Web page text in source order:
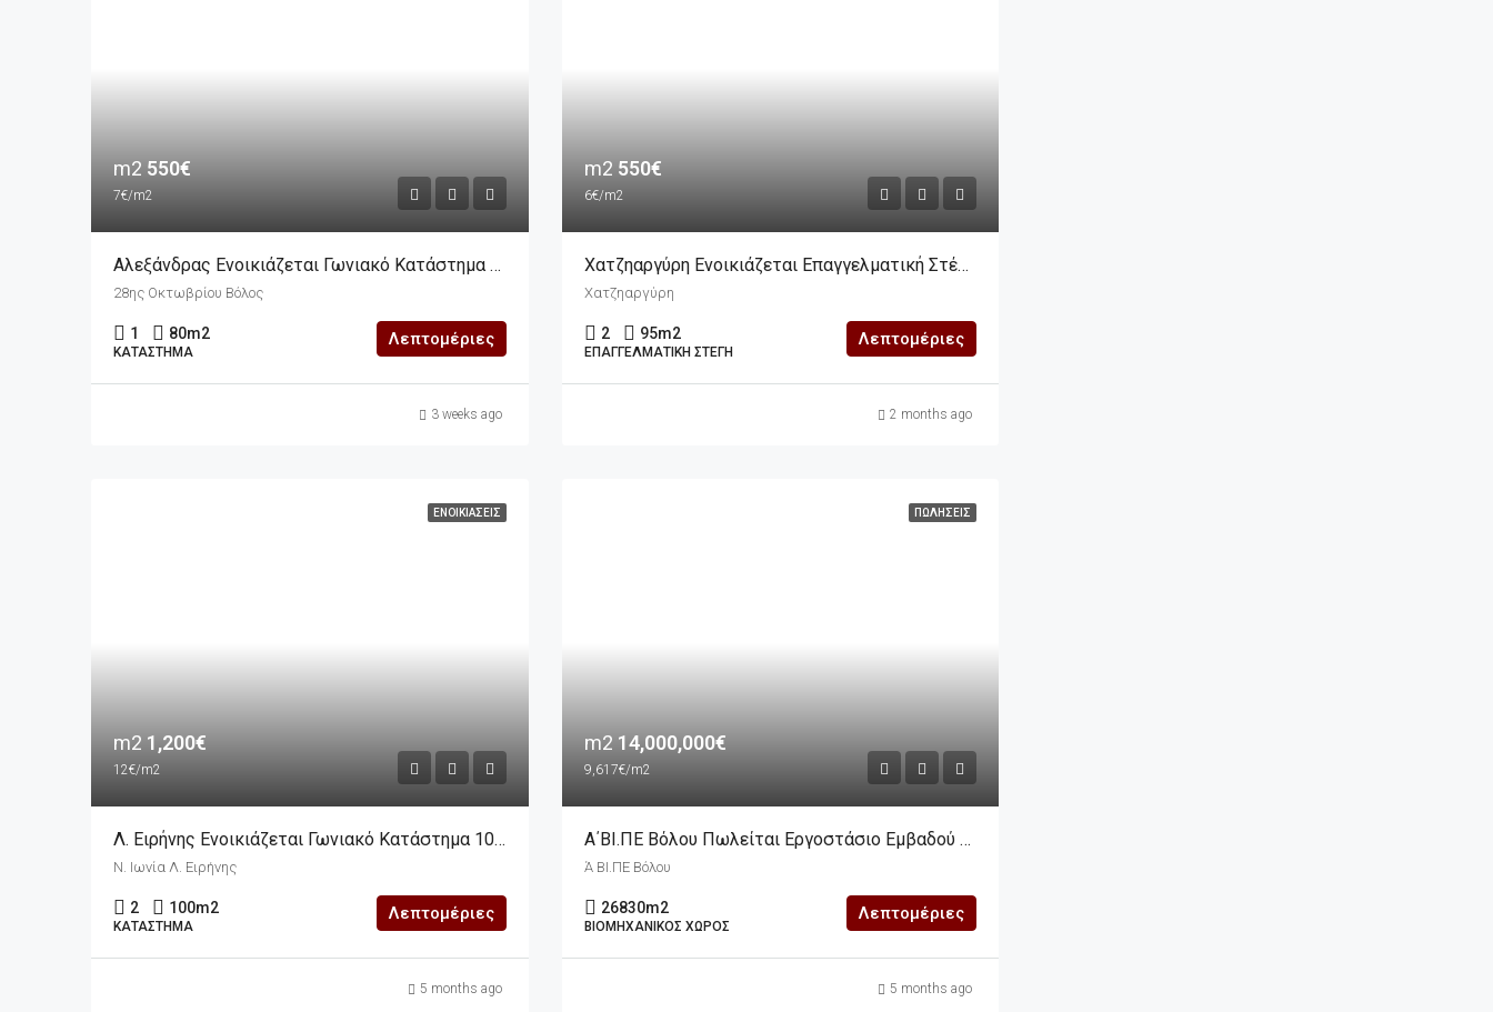
m2 550€
7€/m2
Αλεξάνδρας Ενοικιάζεται Γωνιακό Κατάστημα 80m2
28ης Οκτωβρίου Βόλος
1 80m2
ΚΑΤΆΣΤΗΜΑ
Λεπτομέριες
3 weeks ago
m2 550€
6€/m2
Χατζηαργύρη Ενοικιάζεται Επαγγελματική Στέγη 95m2
Χατζηαργύρη
2 95m2
ΕΠΑΓΓΕΛΜΑΤΙΚΉ ΣΤΈΓΗ
Λεπτομέριες
2 months ago
ΕΝΟΙΚΙΆΣΕΙΣ
m2 1,200€
12€/m2
Λ. Ειρήνης Ενοικιάζεται Γωνιακό Κατάστημα 100m2 Με 13m2 Πατάρι
Ν. Ιωνία Λ. Ειρήνης
2 100m2
ΚΑΤΆΣΤΗΜΑ
Λεπτομέριες
5 months ago
ΠΩΛΉΣΕΙΣ
m2 14,000,000€
9,617€/m2
Α΄ΒΙ.ΠΕ Βόλου Πωλείται Εργοστάσιο Εμβαδού 145.570m2
Ά ΒΙ.ΠΕ Βόλου
26830m2
ΒΙΟΜΗΧΑΝΙΚΌΣ ΧΏΡΟΣ
Λεπτομέριες
5 months ago